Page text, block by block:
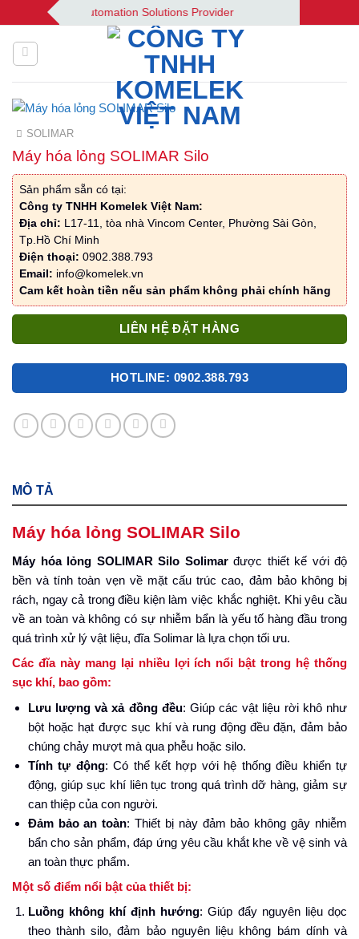
qua
nội
dung
| Your Automation Solutions Provider
SOLIMAR
Máy hóa lỏng SOLIMAR Silo
Sản phẩm sẵn có tại:
Công ty TNHH Komelek Việt Nam:
Địa chỉ: L17-11, tòa nhà Vincom Center, Phường Sài Gòn,
Tp.Hồ Chí Minh
Điện thoại: 0902.388.793
Email: info@komelek.vn
Cam kết hoàn tiền nếu sản phẩm không phải chính hãng
LIÊN HỆ ĐẶT HÀNG
HOTLINE: 0902.388.793
MÔ TẢ
Máy hóa lỏng SOLIMAR Silo
Máy hóa lỏng SOLIMAR Silo Solimarđược thiết kế với độ
bền và tính toàn vẹn về mặt cấu trúc cao, đảm bảo không bị
rách, ngay cả trong điều kiện làm việc khắc nghiệt. Khi yêu cầu
về an toàn và không có sự nhiễm bẩn là yếu tố hàng đầu trong
quá trình xử lý vật liệu, đĩa Solimar là lựa chọn tối ưu.
Các đĩa này mang lại nhiều lợi ích nổi bật trong hệ thống
sục khí, bao gồm:
Lưu lượng và xả đồng đều: Giúp các vật liệu rời khô như
bột hoặc hạt được sục khí và rung động đều đặn, đảm bảo
chúng chảy mượt mà qua phễu hoặc silo.
Tính tự động: Có thể kết hợp với hệ thống điều khiển tự
động, giúp sục khí liên tục trong quá trình dỡ hàng, giảm sự
can thiệp của con người.
Đảm bảo an toàn: Thiết bị này đảm bảo không gây nhiễm
bẩn cho sản phẩm, đáp ứng yêu cầu khắt khe về vệ sinh và
an toàn thực phẩm.
Một số điểm nổi bật của thiết bị:
Luồng không khí định hướng: Giúp đẩy nguyên liệu dọc
theo thành silo, đảm bảo nguyên liệu không bám dính và